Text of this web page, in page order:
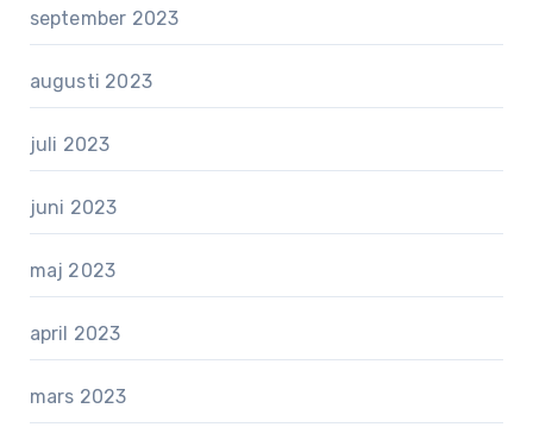
september 2023
augusti 2023
juli 2023
juni 2023
maj 2023
april 2023
mars 2023